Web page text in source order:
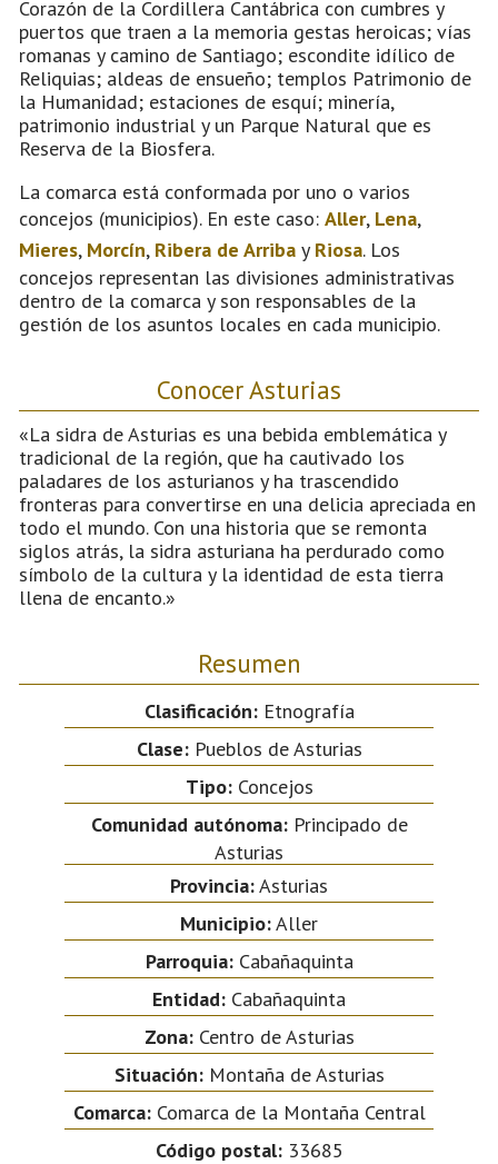
Corazón de la Cordillera Cantábrica con cumbres y
puertos que traen a la memoria gestas heroicas; vías
romanas y camino de Santiago; escondite idílico de
Reliquias; aldeas de ensueño; templos Patrimonio de
la Humanidad; estaciones de esquí; minería,
patrimonio industrial y un Parque Natural que es
Reserva de la Biosfera.
La comarca está conformada por uno o varios
concejos (municipios). En este caso: Aller, Lena,
Mieres, Morcín, Ribera de Arriba y Riosa. Los
concejos representan las divisiones administrativas
dentro de la comarca y son responsables de la
gestión de los asuntos locales en cada municipio.
Conocer Asturias
«La sidra de Asturias es una bebida emblemática y
tradicional de la región, que ha cautivado los
paladares de los asturianos y ha trascendido
fronteras para convertirse en una delicia apreciada en
todo el mundo. Con una historia que se remonta
siglos atrás, la sidra asturiana ha perdurado como
símbolo de la cultura y la identidad de esta tierra
llena de encanto.»
Resumen
Clasificación:Etnografía
Clase:Pueblos de Asturias
Tipo:Concejos
Comunidad autónoma:Principado de
Asturias
Provincia:Asturias
Municipio:Aller
Parroquia:Cabañaquinta
Entidad: Cabañaquinta
Zona:Centro de Asturias
Situación:Montaña de Asturias
Comarca:Comarca de la Montaña Central
Código postal:33685